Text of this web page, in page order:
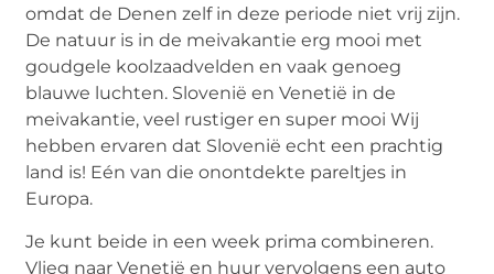
omdat de Denen zelf in deze periode niet vrij zijn.
De natuur is in de meivakantie erg mooi met
goudgele koolzaadvelden en vaak genoeg
blauwe luchten. Slovenië en Venetië in de
meivakantie, veel rustiger en super mooi Wij
hebben ervaren dat Slovenië echt een prachtig
land is! Eén van die onontdekte pareltjes in
Europa.
Je kunt beide in een week prima combineren.
Vlieg naar Venetië en huur vervolgens een auto